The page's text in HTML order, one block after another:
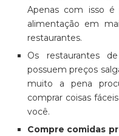
Apenas com isso é
alimentação em
restaurantes.
Os restaurantes
possuem preços
muito a pena
comprar coisas
você.
Compre comidas